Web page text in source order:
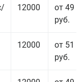
12000
от 49
руб.
12000
от 51
руб.